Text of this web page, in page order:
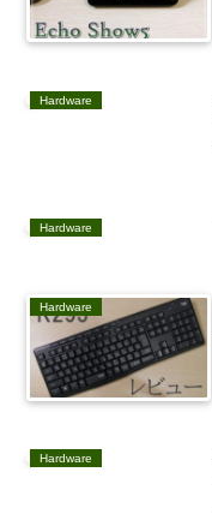
Hardware
Hardware
Hardware
Hardware